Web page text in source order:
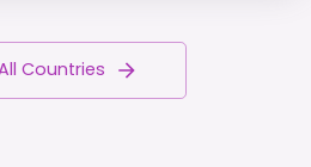
Countries